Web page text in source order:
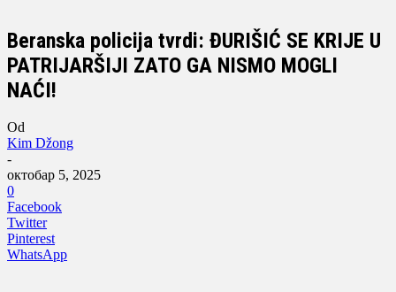
Beranska policija tvrdi: ĐURIŠIĆ SE KRIJE U
PATRIJARŠIJI ZATO GA NISMO MOGLI
NAĆI!
Od
Kim Džong
-
октобар 5, 2025
0
Facebook
Twitter
Pinterest
WhatsApp